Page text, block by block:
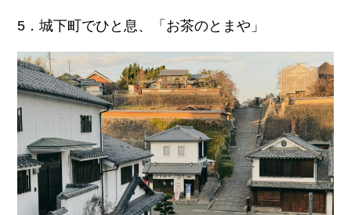
5．城下町でひと息、「お茶のとまや」